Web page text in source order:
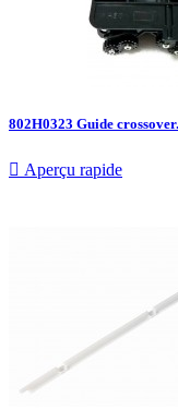
802H0323 Guide
 Aperçu rapide